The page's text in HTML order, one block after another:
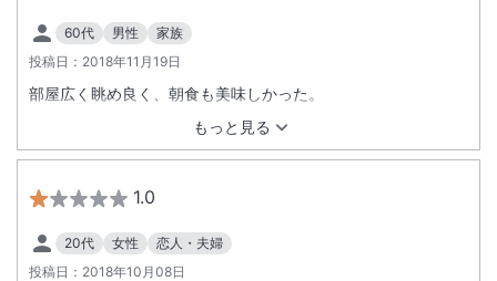
60代 男性
家族
投稿日： 2018年11月19日
もっと見る
部屋広く眺め良く、朝食も美味しかった。
1.0
20代 女性
恋人・夫婦
投稿日： 2018年10月08日